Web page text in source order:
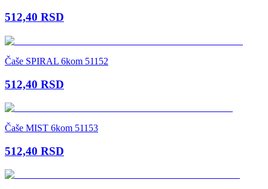
512,40 RSD
Čaše SPIRAL 6kom 51152
512,40 RSD
Čaše MIST 6kom 51153
512,40 RSD